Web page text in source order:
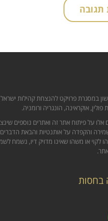
במסגרת פרויקט להנצחת קהילות
אוקראינה, הונגריה ורומניה.
אלו על פיתוח אתר זה ואתרים נוספים
והקפדה על אותנטיות והבאת
או משהו שאינו מדויק דיו, נשמח
בחסות